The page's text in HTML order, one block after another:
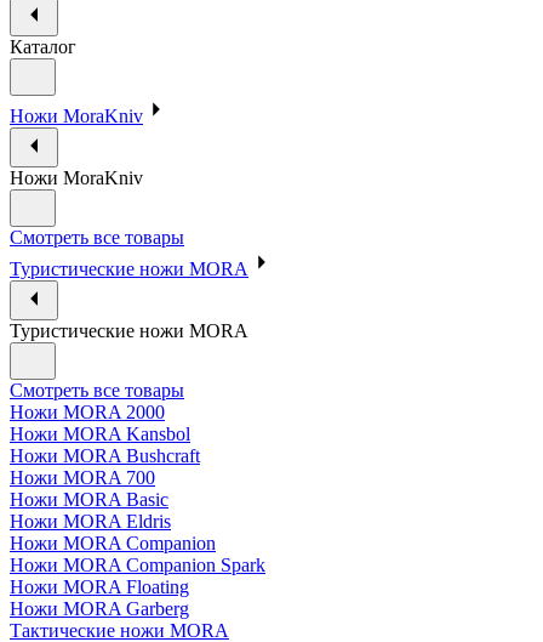
Каталог
Ножи MoraKniv
Ножи MoraKniv
Смотреть все товары
Туристические ножи MORA
Туристические ножи MORA
Смотреть все товары
Ножи MORA 2000
Ножи MORA Kansbol
Ножи MORA Bushcraft
Ножи MORA 700
Ножи MORA Basic
Ножи MORA Eldris
Ножи MORA Companion
Ножи MORA Companion Spark
Ножи MORA Floating
Ножи MORA Garberg
Тактические ножи MORA